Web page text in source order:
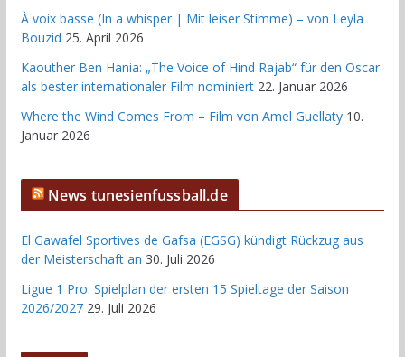
À voix basse (In a whisper | Mit leiser Stimme) – von Leyla
Bouzid 25. April 2026
Kaouther Ben Hania: „The Voice of Hind Rajab“ für den Oscar
als bester internationaler Film nominiert 22. Januar 2026
Where the Wind Comes From – Film von Amel Guellaty 10.
Januar 2026
News tunesienfussball.de
El Gawafel Sportives de Gafsa (EGSG) kündigt Rückzug aus
der Meisterschaft an 30. Juli 2026
Ligue 1 Pro: Spielplan der ersten 15 Spieltage der Saison
2026/2027 29. Juli 2026